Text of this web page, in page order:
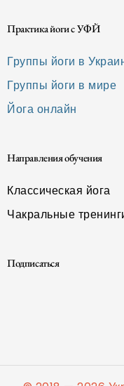
Практика йоги с УФЙ
Группы йоги в
Группы йоги в мире
Йога онлайн
Направления обучения
Классическая йога
Чакральные
Подписаться